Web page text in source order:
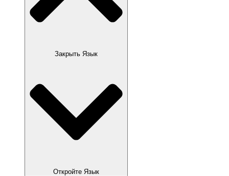
Закрыть Язык
Откройте Язык